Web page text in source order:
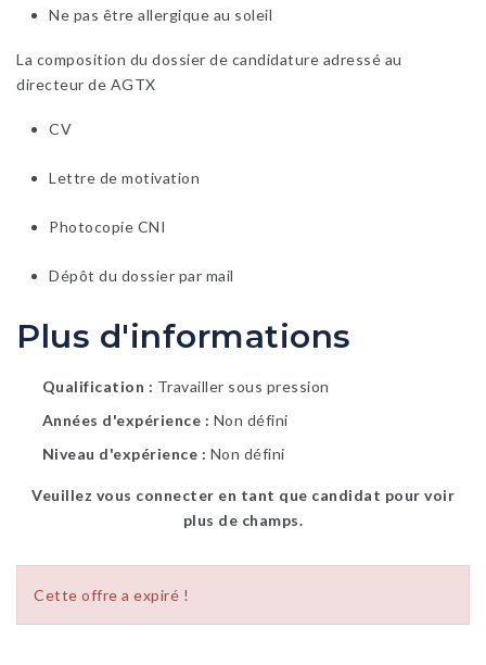
Ne pas être allergique au soleil
La composition du dossier de candidature adressé au
directeur de AGTX
CV
Lettre de motivation
Photocopie CNI
Dépôt du dossier par mail
Plus d'informations
Qualification
Travailler sous pression
Années d'expérience
Non défini
Niveau d'expérience
Non défini
Veuillez vous connecter en tant que candidat pour voir
plus de champs.
Cette offre a expiré !